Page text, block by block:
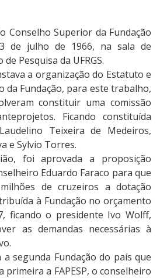
Conselho Superior da Fundação
de julho de 1966, na sala de
Pesquisa da UFRGS.
a organização do Estatuto e
da Fundação, para este trabalho,
constituir uma comissão
Ficando constituída
Teixeira de Medeiros,
e Sylvio Torres.
foi aprovada a proposição
Eduardo Faraco para que
de cruzeiros a dotação
à Fundação no orçamento
ficando o presidente Ivo Wolff,
as demandas necessárias à
a segunda Fundação do país que
primeira a FAPESP, o conselheiro